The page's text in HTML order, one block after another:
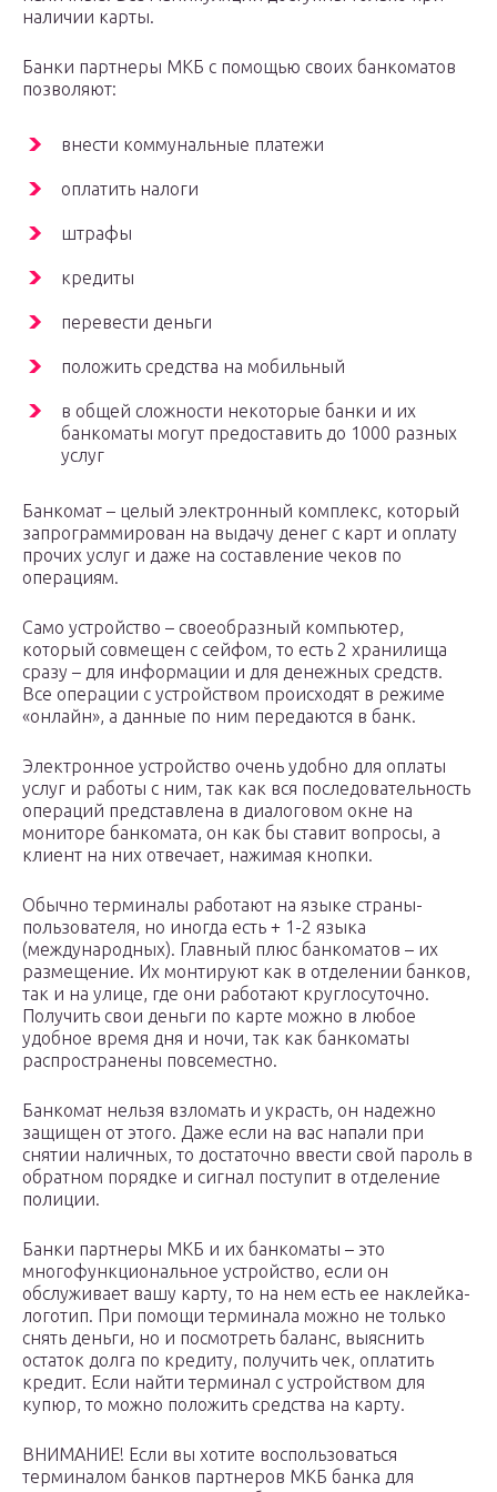
наличии карты.
Банки партнеры МКБ с помощью своих банкоматов
позволяют:
внести коммунальные платежи
оплатить налоги
штрафы
кредиты
перевести деньги
положить средства на мобильный
в общей сложности некоторые банки и их
банкоматы могут предоставить до 1000 разных
услуг
Банкомат – целый электронный комплекс, который
запрограммирован на выдачу денег с карт и оплату
прочих услуг и даже на составление чеков по
операциям.
Само устройство – своеобразный компьютер,
который совмещен с сейфом, то есть 2 хранилища
сразу – для информации и для денежных средств.
Все операции с устройством происходят в режиме
«онлайн», а данные по ним передаются в банк.
Электронное устройство очень удобно для оплаты
услуг и работы с ним, так как вся последовательность
операций представлена в диалоговом окне на
мониторе банкомата, он как бы ставит вопросы, а
клиент на них отвечает, нажимая кнопки.
Обычно терминалы работают на языке страны-
пользователя, но иногда есть + 1-2 языка
(международных). Главный плюс банкоматов – их
размещение. Их монтируют как в отделении банков,
так и на улице, где они работают круглосуточно.
Получить свои деньги по карте можно в любое
удобное время дня и ночи, так как банкоматы
распространены повсеместно.
Банкомат нельзя взломать и украсть, он надежно
защищен от этого. Даже если на вас напали при
снятии наличных, то достаточно ввести свой пароль в
обратном порядке и сигнал поступит в отделение
полиции.
Банки партнеры МКБ и их банкоматы – это
многофункциональное устройство, если он
обслуживает вашу карту, то на нем есть ее наклейка-
логотип. При помощи терминала можно не только
снять деньги, но и посмотреть баланс, выяснить
остаток долга по кредиту, получить чек, оплатить
кредит. Если найти терминал с устройством для
купюр, то можно положить средства на карту.
ВНИМАНИЕ! Если вы хотите воспользоваться
терминалом банков партнеров МКБ банка для